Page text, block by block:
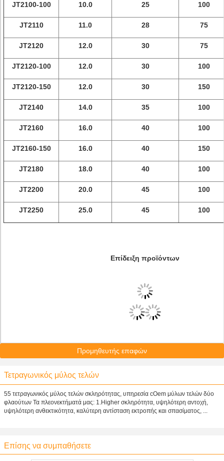
JT2100-100 10.0 25 100
JT2110 11.0 28 75
JT2120 12.0 30 75
JT2120-100 12.0 30 100
JT2120-150 12.0 30 150
JT2140 14.0 35 100
JT2160 16.0 40 100
JT2160-150 16.0 40 150
JT2180 18.0 40 100
JT2200 20.0 45 100
JT2250 25.0 45 100
Επίδειξη προϊόντων
Προμηθευτής επαφών
Τετραγωνικός μύλος τελών
55 τετραγωνικός μύλος τελών σκληρότητας, υπηρεσία cOem μύλων τελών δύο
φλαούτων Τα πλεονεκτήματά μας: 1.Higher σκληρότητα, υψηλότερη αντοχή,
υψηλότερη ανθεκτικότητα, καλύτερη αντίσταση εκτροπής και σπασίματος, ...
Επίσης να συμπαθήσετε